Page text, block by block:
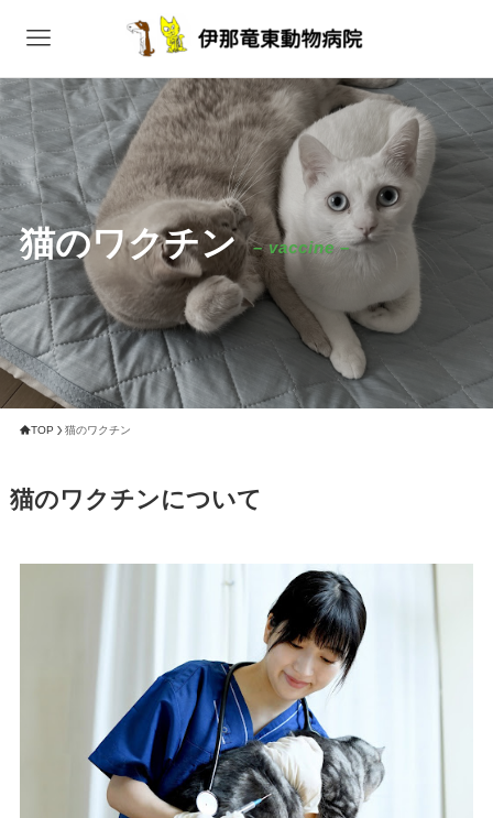
猫のワクチン – vaccine –
TOP 猫のワクチン
猫のワクチンについて